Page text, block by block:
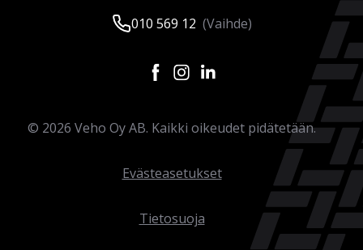
010 569 12 (Vaihde)
© 2026 Veho Oy AB. Kaikki oikeudet pidätetään.
Evästeasetukset
Tietosuoja